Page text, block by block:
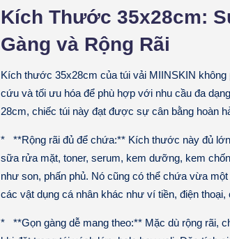
Kích Thước 35x28cm:
Gàng và Rộng Rãi
Kích thước 35x28cm của túi vải MIINSKIN không
cứu và tối ưu hóa để phù hợp với nhu cầu đa
28cm, chiếc túi này đạt được sự cân bằng hoàn
* **Rộng rãi đủ để chứa:** Kích thước này đủ
sữa rửa mặt, toner, serum, kem dưỡng, kem
như son, phấn phủ. Nó cũng có thể chứa vừa
các vật dụng cá nhân khác như ví tiền, điện thoại,
* **Gọn gàng dễ mang theo:** Mặc dù rộng rãi,